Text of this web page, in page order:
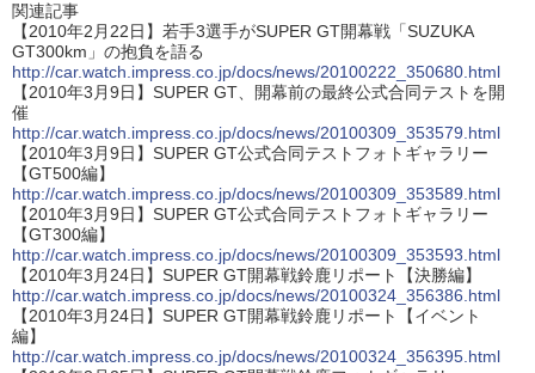
関連記事
【2010年2月22日】若手3選手がSUPER GT開幕戦「SUZUKA
GT300km」の抱負を語る
http://car.watch.impress.co.jp/docs/news/20100222_350680.html
【2010年3月9日】SUPER GT、開幕前の最終公式合同テストを開
催
http://car.watch.impress.co.jp/docs/news/20100309_353579.html
【2010年3月9日】SUPER GT公式合同テストフォトギャラリー
【GT500編】
http://car.watch.impress.co.jp/docs/news/20100309_353589.html
【2010年3月9日】SUPER GT公式合同テストフォトギャラリー
【GT300編】
http://car.watch.impress.co.jp/docs/news/20100309_353593.html
【2010年3月24日】SUPER GT開幕戦鈴鹿リポート【決勝編】
http://car.watch.impress.co.jp/docs/news/20100324_356386.html
【2010年3月24日】SUPER GT開幕戦鈴鹿リポート【イベント
編】
http://car.watch.impress.co.jp/docs/news/20100324_356395.html